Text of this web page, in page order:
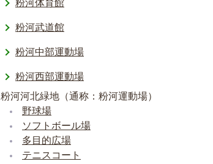
粉河体育館
粉河武道館
粉河中部運動場
粉河西部運動場
粉河河北緑地（通称：粉河運動場）
野球場
ソフトボール場
多目的広場
テニスコート